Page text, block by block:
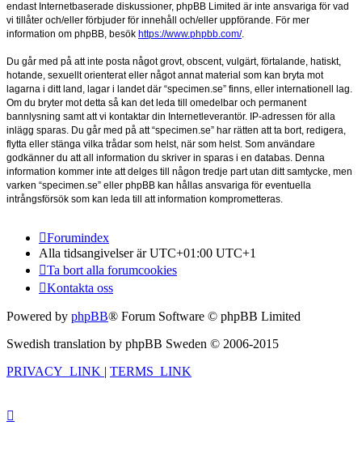
endast Internetbaserade diskussioner, phpBB Limited är inte ansvariga för vad
vi tillåter och/eller förbjuder för innehåll och/eller uppförande. För mer
information om phpBB, besök https://www.phpbb.com/.
Du går med på att inte posta något grovt, obscent, vulgärt, förtalande, hatiskt,
hotande, sexuellt orienterat eller något annat material som kan bryta mot
lagarna i ditt land, lagar i landet där “specimen.se” finns, eller internationell lag.
Om du bryter mot detta så kan det leda till omedelbar och permanent
bannlysning samt att vi kontaktar din Internetleverantör. IP-adressen för alla
inlägg sparas. Du går med på att “specimen.se” har rätten att ta bort, redigera,
flytta eller stänga vilka trådar som helst, när som helst. Som användare
godkänner du att all information du skriver in sparas i en databas. Denna
information kommer inte att delges till någon tredje part utan ditt samtycke, men
varken “specimen.se” eller phpBB kan hållas ansvariga för eventuella
intrångsförsök som kan leda till att information komprometteras.
Forumindex
Alla tidsangivelser är UTC+01:00 UTC+1
Ta bort alla forumcookies
Kontakta oss
Powered by phpBB® Forum Software © phpBB Limited
Swedish translation by phpBB Sweden © 2006-2015
PRIVACY_LINK | TERMS_LINK